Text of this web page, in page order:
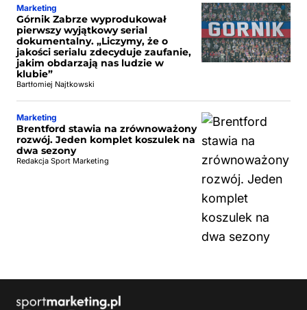
Marketing
Górnik Zabrze wyprodukował
pierwszy wyjątkowy serial
dokumentalny. „Liczymy, że o
jakości serialu zdecyduje zaufanie,
jakim obdarzają nas ludzie w
klubie”
Bartłomiej Najtkowski
Marketing
Brentford stawia na zrównoważony
rozwój. Jeden komplet koszulek na
dwa sezony
Redakcja Sport Marketing